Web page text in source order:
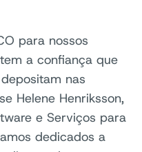
para nossos
a confiança que
nas
Helene Henriksson,
e Serviços para
dedicados a